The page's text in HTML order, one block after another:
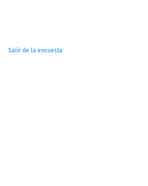
Salir de la encuesta